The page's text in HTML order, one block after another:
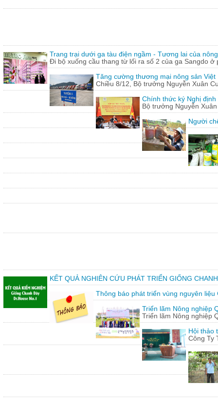
Trang trại dưới ga tàu điện ngầm - Tương lai của
Đi bộ xuống cầu thang từ lối ra số 2 của ga Sangdo ở
Tăng cường thương mại nông sản Việt
Chiều 8/12, Bộ trưởng Nguyễn Xuân
Chính thức ký Nghị
Bộ trưởng Nguyễn
Người
KẾT QUẢ NGHIÊN CỨU PHÁT TRIỂN GIỐNG
Thông báo phát triển vùng nguyên liệu
Triển lãm Nông nghiệp
Triển lãm Nông nghiệp
Hội thảo
Công Ty